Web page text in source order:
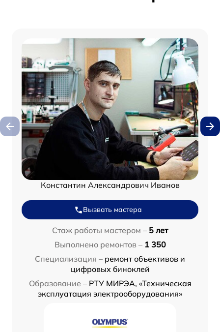
Константин Александрович Иванов
Вызвать мастера
Стаж работы мастером – 5 лет
Выполнено ремонтов – 1 350
Специализация – ремонт объективов и
цифровых биноклей
Образование – РТУ МИРЭА, «Техническая
эксплуатация электрооборудования»